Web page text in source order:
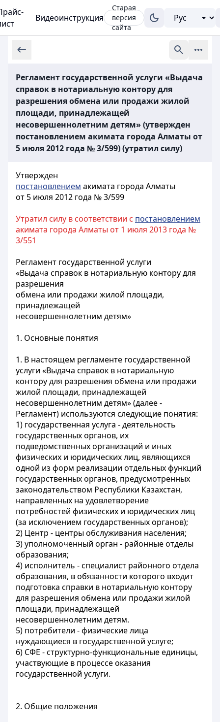
Видеоинструкция
Старая
версия
сайта
Регламент государственной услуги «Выдача
справок в нотариальную контору для
разрешения обмена или продажи жилой
площади, принадлежащей
несовершеннолетним детям» (утвержден
постановлением акимата города Алматы от
5 июля 2012 года № 3/599) (утратил силу)
Утвержден
постановлением акимата города Алматы
от 5 июля 2012 года № 3/599
Утратил силу в соответствии с постановлением
акимата города Алматы от 1 июля 2013 года №
3/551
Регламент государственной услуги
«Выдача справок в нотариальную контору для
разрешения
обмена или продажи жилой площади,
принадлежащей
несовершеннолетним детям»
1. Основные понятия
1. В настоящем регламенте государственной
услуги «Выдача справок в нотариальную
контору для разрешения обмена или продажи
жилой площади, принадлежащей
несовершеннолетним детям» (далее -
Регламент) используются следующие понятия:
1) государственная услуга - деятельность
государственных органов, их
подведомственных организаций и иных
физических и юридических лиц, являющихся
одной из форм реализации отдельных функций
государственных органов, предусмотренных
законодательством Республики Казахстан,
направленных на удовлетворение
потребностей физических и юридических лиц
(за исключением государственных органов);
2) Центр - центры обслуживания населения;
3) уполномоченный орган - районные отделы
образования;
4) исполнитель - специалист районного отдела
образования, в обязанности которого входит
подготовка справки в нотариальную контору
для разрешения обмена или продажи жилой
площади, принадлежащей
несовершеннолетним детям.
5) потребители - физические лица
нуждающиеся в государственной услуге;
6) СФЕ - структурно-функциональные единицы,
участвующие в процессе оказания
государственной услуги.
2. Общие положения